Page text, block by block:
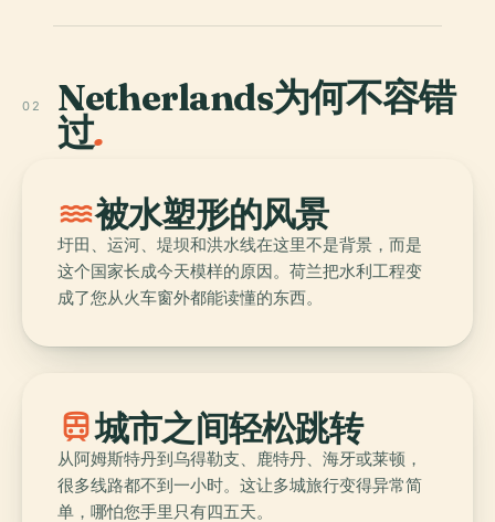
02 Netherlands为何不容错
过.
water被水塑形的风景
圩田、运河、堤坝和洪水线在这里不是背景，而是
这个国家长成今天模样的原因。荷兰把水利工程变
成了您从火车窗外都能读懂的东西。
train城市之间轻松跳转
从阿姆斯特丹到乌得勒支、鹿特丹、海牙或莱顿，
很多线路都不到一小时。这让多城旅行变得异常简
单，哪怕您手里只有四五天。